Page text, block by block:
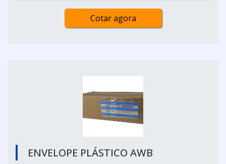
Cotar agora
ENVELOPE PLÁSTICO AWB